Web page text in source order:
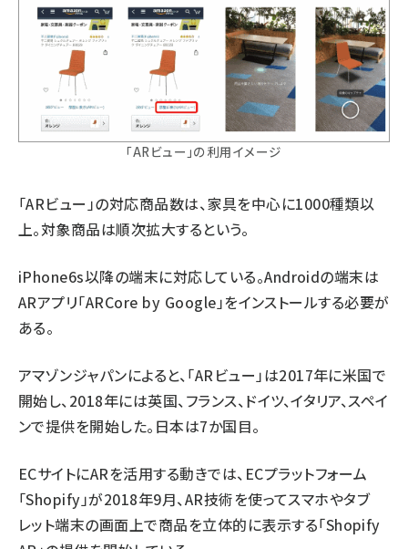
「ARビュー」の利用イメージ
「ARビュー」の対応商品数は、家具を中心に1000種類以
上。対象商品は順次拡大するという。
iPhone6s以降の端末に対応している。Androidの端末は
ARアプリ「ARCore by Google」をインストールする必要が
ある。
アマゾンジャパンによると、「ARビュー」は2017年に米国で
開始し、2018年には英国、フランス、ドイツ、イタリア、スペイ
ンで提供を開始した。日本は7か国目。
ECサイトにARを活用する動きでは、ECプラットフォーム
「Shopify」が2018年9月、AR技術を使ってスマホやタブ
レット端末の画面上で商品を立体的に表示する「Shopify